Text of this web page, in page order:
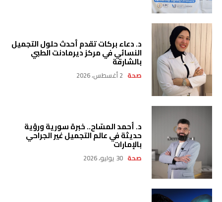
د. دعاء بركات تقدم أحدث حلول التجميل
النسائي في مركز ديرمادنت الطبي
بالشارقة
صحة 2 أغسطس، 2026
د. أحمد المسّاح.. خبرة سورية ورؤية
حديثة في عالم التجميل غير الجراحي
بالإمارات
صحة 30 يوليو، 2026